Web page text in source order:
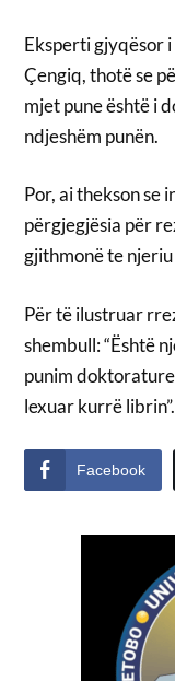
Eksperti gjyqësor
Çengiq, thotë se
mjet pune është i
ndjeshëm punën.
Por, ai thekson se
përgjegjësia për
gjithmonë te
Për të ilustruar
shembull: “Është
punim
lexuar kurrë
Facebook